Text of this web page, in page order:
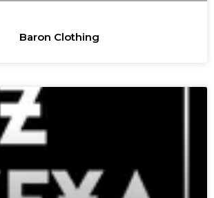
Baron Clothing